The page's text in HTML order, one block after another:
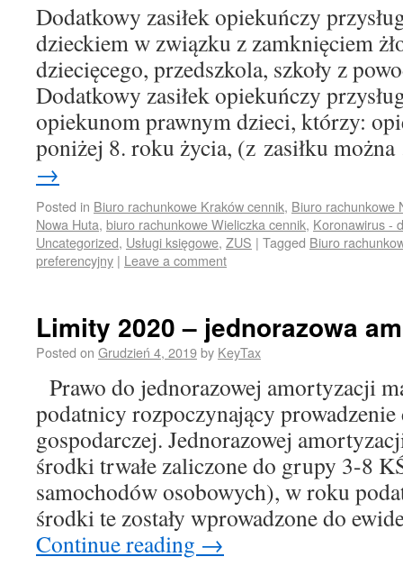
Dodatkowy zasiłek opiekuńczy
dzieckiem w związku z zamknięciem
dziecięcego, przedszkola, szkoły z
Dodatkowy zasiłek opiekuńczy
opiekunom prawnym dzieci, którzy:
poniżej 8. roku życia, (z zasiłku
→
Posted in Biuro rachunkowe Kraków cennik, Biuro rachunkowe
Nowa Huta, biuro rachunkowe Wieliczka cennik, Koronawirus -
Uncategorized, Usługi księgowe, ZUS | Tagged Biuro
preferencyjny | Leave a comment
Limity 2020 – jednorazowa
Posted on Grudzień 4, 2019by KeyTax
Prawo do jednorazowej amortyzacji
podatnicy rozpoczynający prowadzenie
gospodarczej. Jednorazowej
środki trwałe zaliczone do grupy 3-8
samochodów osobowych), w roku
środki te zostały wprowadzone do
Continue reading →